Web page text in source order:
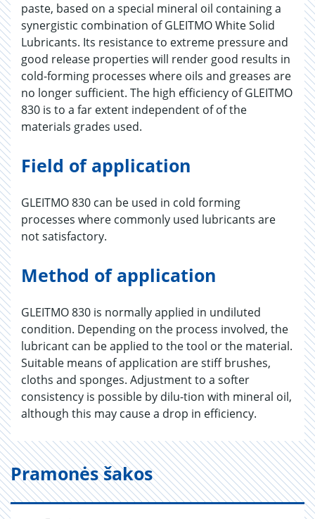
paste, based on a special mineral oil containing a
synergistic combination of GLEITMO White Solid
Lubricants. Its resistance to extreme pressure and
good release properties will render good results in
cold-forming processes where oils and greases are
no longer sufficient. The high efficiency of GLEITMO
830 is to a far extent independent of of the
materials grades used.
Field of application
GLEITMO 830 can be used in cold forming
processes where commonly used lubricants are
not satisfactory.
Method of application
GLEITMO 830 is normally applied in undiluted
condition. Depending on the process involved, the
lubricant can be applied to the tool or the material.
Suitable means of application are stiff brushes,
cloths and sponges. Adjustment to a softer
consistency is possible by dilu-tion with mineral oil,
although this may cause a drop in efficiency.
Pramonės šakos